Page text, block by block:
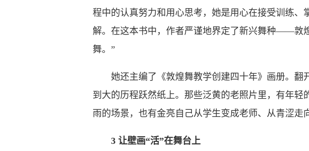
程中的认真努力和用心思考，她是用心在接受训练、
解。在这本书中，作者严谨地界定了新兴舞种——敦
舞。”
她还主编了《敦煌舞教学创建四十年》画册。翻
到大的历程跃然纸上。那些泛黄的老照片里，有年
雨的场景，也有金亮自己从学生变成老师、从青涩走
3 让壁画“活”在舞台上